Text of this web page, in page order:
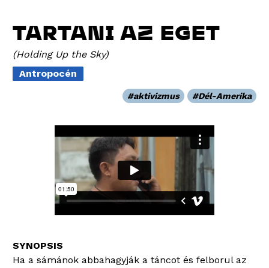
TARTANI AZ EGET
Holding Up the Sky
Antropocén
aktivizmus Dél-Amerika
Ha a sámánok abbahagyják a táncot és felborul az